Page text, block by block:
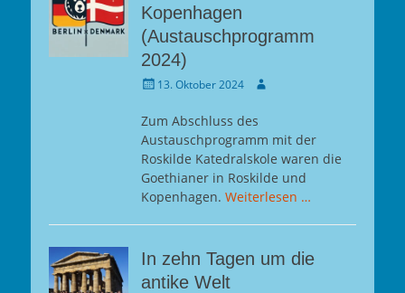
Kopenhagen
(Austauschprogramm
2024)
Gepostet
13. Oktober 2024 Autor
Zum Abschluss des
Austauschprogramm mit der
Roskilde Katedralskole waren die
Goethianer in Roskilde und
Kopenhagen. Weiterlesen …
In zehn Tagen um die
antike Welt